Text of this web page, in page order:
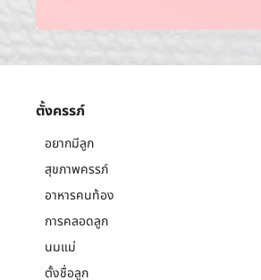
ตั้งครรภ์
อยากมีลูก
สุขภาพครรภ์
อาหารคนท้อง
การคลอดลูก
นมแม่
ตั้งชื่อลูก